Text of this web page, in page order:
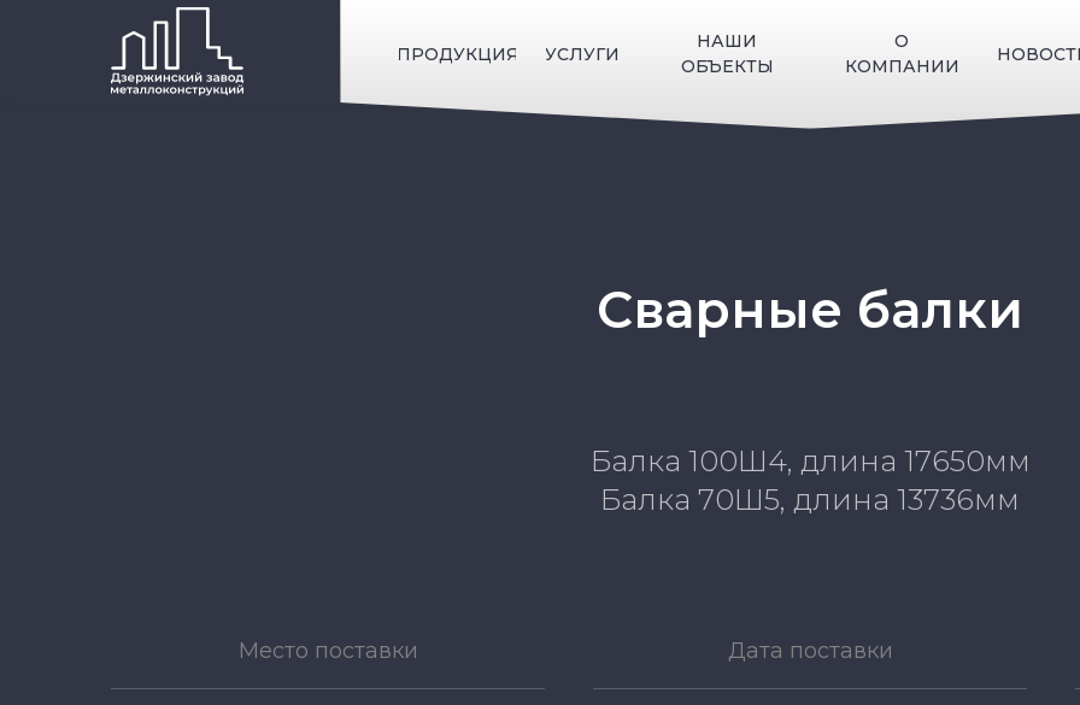
ПРОДУКЦИЯ
НАШИ
ОБЪЕКТЫ
О
КОМПАНИИ
УСЛУГИ
Сварные балки
Балка 100Ш4, длина 17650мм
Балка 70Ш5, длина 13736мм
Место поставки Дата поставки